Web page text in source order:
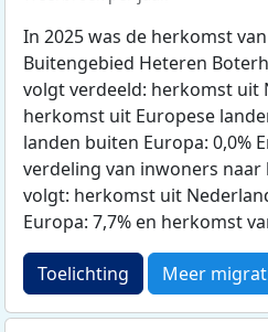
In 2025 was de herkomst
Buitengebied Heteren
volgt verdeeld: herkomst uit
herkomst uit Europese
landen buiten Europa: 0,0%
verdeling van inwoners
volgt: herkomst uit
Europa: 7,7% en herkomst
Toelichting Meer